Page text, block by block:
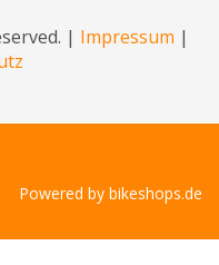
| Impressum |
Powered by bikeshops.de